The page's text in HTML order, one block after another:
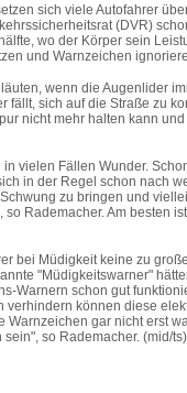
sich viele Autofahrer
(DVR)
wo der Körper sein
und Warnzeichen
wenn die Augenlider
fällt, sich auf die Straße zu
nicht mehr halten kann
vielen Fällen Wunder.
in der Regel schon nach
zu bringen und
Rademacher. Am besten
bei Müdigkeit keine zu
"Müdigkeitswarner"
Warnern schon gut
verhindern können diese
Warnzeichen gar nicht erst
so Rademacher. (mid/ts)